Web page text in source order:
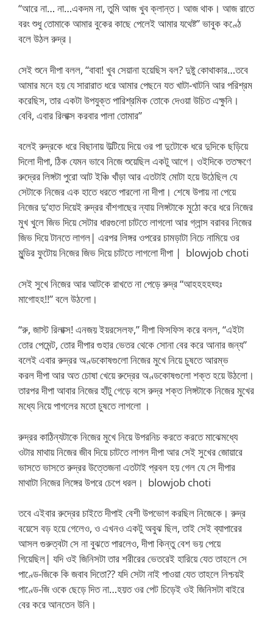
“আরে না… না…একদম না, তুমি আজ খুব ক্লান্ত। আজ থাক। আজ রাতে
বরং শুধু তোমাকে আমার বুকের কাছে পেলেই আমার যথেষ্ট” ভাবুক কণ্ঠে
বলে উঠল রুদ্র।
সেই শুনে দীপা বলল, “বাবা! খুব সেয়ানা হয়েছিস বল? দুষ্টু কোথাকার…তবে
আমার মনে হয় যে সারারাত ধরে আমার পেছনে যত খাটা-খাটনি আর পরিশ্রম
করেছিস, তার একটা উপযুক্ত পারিশ্রমিক তোকে দেওয়া উচিত এক্ষুনি।
বেবি, এবার রিলাক্স করবার পালা তোমার”
বলেই রুদ্রকে ধরে বিছানায় উল্টিয়ে দিয়ে ওর পা দুটোকে ধরে দুদিকে ছড়িয়ে
দিলো দীপা, ঠিক যেমন ভাবে নিজে শুয়েছিল একটু আগে। ওইদিকে ততক্ষণে
রুদ্রের লিঙ্গটা পুরো আট ইঞ্চি খাঁড়া আর এতটাই মোটা হয়ে উঠেছিল যে
সেটাকে নিজের এক হাতে ধরতে পারলো না দীপা। শেষে উপায় না পেয়ে
নিজের দু’হাত দিয়েই রুদ্রর বাঁশগাছের ন্যায় লিঙ্গটাকে মুঠো করে ধরে নিজের
মুখ খুলে জিভ দিয়ে সেটার ধারগুলো চাটতে লাগলো আর গ্লান্স বরাবর নিজের
জিভ দিয়ে টানতে লাগল| এরপর লিঙ্গর ওপরের চামড়াটা নিচে নামিয়ে ওর
মুন্ডির ফুটোয় নিজের জিভ দিয়ে চাটতে লাগলো দীপা | blowjob choti
সেই সুখে নিজের আর আটকে রাখতে না পেড়ে রুদ্র “আহহহহহ্হঃ
মাগোহহ!!” বলে উঠলো।
“রু, জাস্ট রিলাক্স! এনজয় ইয়রসেলফ,” দীপা ফিসফিস করে বলল, “এইটা
তোর পেমেন্ট, তোর দীপার গুহার ভেতর থেকে সোনা বের করে আনার জন্য”
বলেই এবার রুদ্রর অণ্ডকোষগুলো নিজের মুখে নিয়ে চুষতে আরম্ভ
করল দীপা আর অত চোষা খেয়ে রুদ্রের অণ্ডকোষগুলো শক্ত হয়ে উঠলো।
তারপর দীপা আবার নিজের হাঁটু গেড়ে বসে রুদ্র শক্ত লিঙ্গটাকে নিজের মুখের
মধ্যে নিয়ে পাগলের মতো চুষতে লাগলো ।
রুদ্রর কাঠিন্যটাকে নিজের মুখে নিয়ে উপরনিচ করতে করতে মাঝেমধ্যে
ওটার মাথায় নিজের জীব দিয়ে চাটতে লাগল দীপা আর সেই সুখের জোয়ারে
ভাসতে ভাসতে রুদ্রর উত্তেজনা এতটাই প্রবল হয় গেল যে সে দীপার
মাথাটা নিজের লিঙ্গের উপরে চেপে ধরল। blowjob choti
তবে এইবার রুদ্রের চাইতে দীপাই বেশী উপভোগ করছিল নিজেকে। রুদ্র
বয়েসে বড় হয়ে গেলেও, ও এখনও একটু অবুঝ ছিল, তাই সেই ব্যাপারের
আসল গুরুত্বটা সে না বুঝতে পারলেও, দীপা কিন্তু বেশ ভয় পেয়ে
গিয়েছিল| যদি ওই জিনিসটা তার শরীরের ভেতরেই হারিয়ে যেত তাহলে সে
পাণ্ডে-জিকে কি জবাব দিতো?? যদি সেটা নাই পাওয়া যেত তাহলে নিশ্চয়ই
পাণ্ডে-জি ওকে ছেড়ে দিত না…হয়ত ওর পেট চিড়েই ওই জিনিসটা বাইরে
বের করে আনতেন উনি।